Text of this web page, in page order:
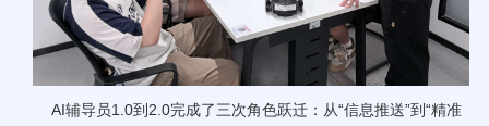
AI辅导员1.0到2.0完成了三次角色跃迁：从“信息推送”到“精准